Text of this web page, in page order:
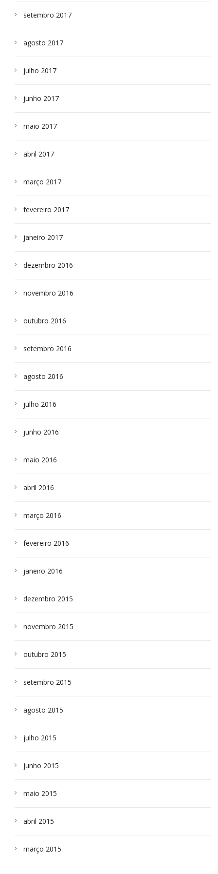
setembro 2017
agosto 2017
julho 2017
junho 2017
maio 2017
abril 2017
março 2017
fevereiro 2017
janeiro 2017
dezembro 2016
novembro 2016
outubro 2016
setembro 2016
agosto 2016
julho 2016
junho 2016
maio 2016
abril 2016
março 2016
fevereiro 2016
janeiro 2016
dezembro 2015
novembro 2015
outubro 2015
setembro 2015
agosto 2015
julho 2015
junho 2015
maio 2015
abril 2015
março 2015